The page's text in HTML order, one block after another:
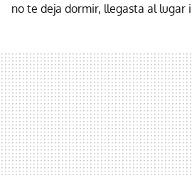
no te deja dormir, llegasta al lugar